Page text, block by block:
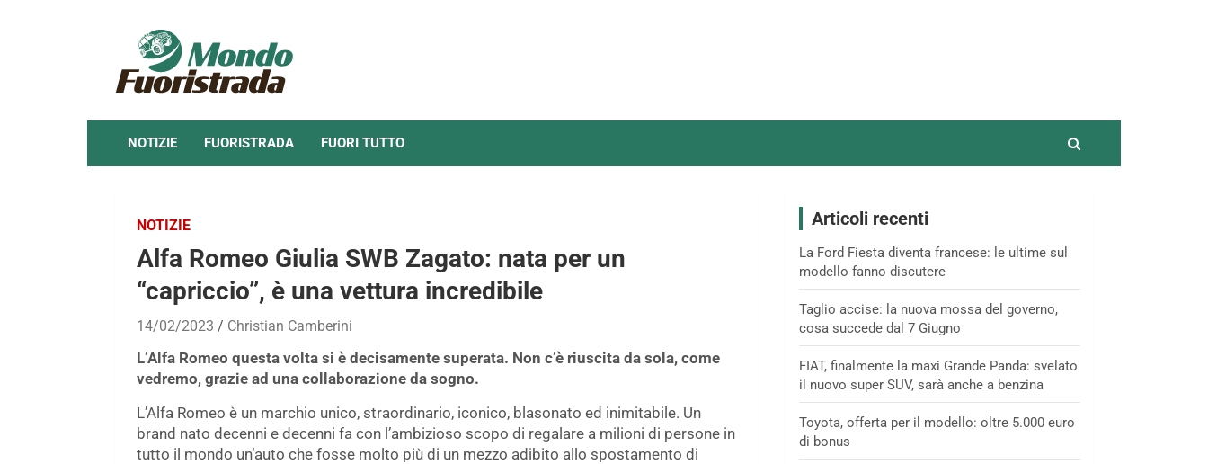
NOTIZIE FUORISTRADA FUORI TUTTO
NOTIZIE
Alfa Romeo Giulia SWB Zagato: nata per un
“capriccio”, è una vettura incredibile
14/02/2023 Christian Camberini
L’Alfa Romeo questa volta si è decisamente superata. Non c’è riuscita da sola, come
vedremo, grazie ad una collaborazione da sogno.
L’Alfa Romeo è un marchio unico, straordinario, iconico, blasonato ed inimitabile. Un
brand nato decenni e decenni fa con l’ambizioso scopo di regalare a milioni di persone in
tutto il mondo un’auto che fosse molto più di un mezzo adibito allo spostamento di
Articoli recenti
La Ford Fiesta diventa francese: le ultime sul
modello fanno discutere
Taglio accise: la nuova mossa del governo,
cosa succede dal 7 Giugno
FIAT, finalmente la maxi Grande Panda: svelato
il nuovo super SUV, sarà anche a benzina
Toyota, offerta per il modello: oltre 5.000 euro
di bonus